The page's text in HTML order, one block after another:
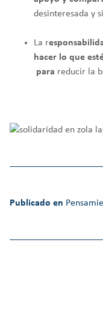
desinteresada y
La r
hacer lo que
para reducir la
Publicado en